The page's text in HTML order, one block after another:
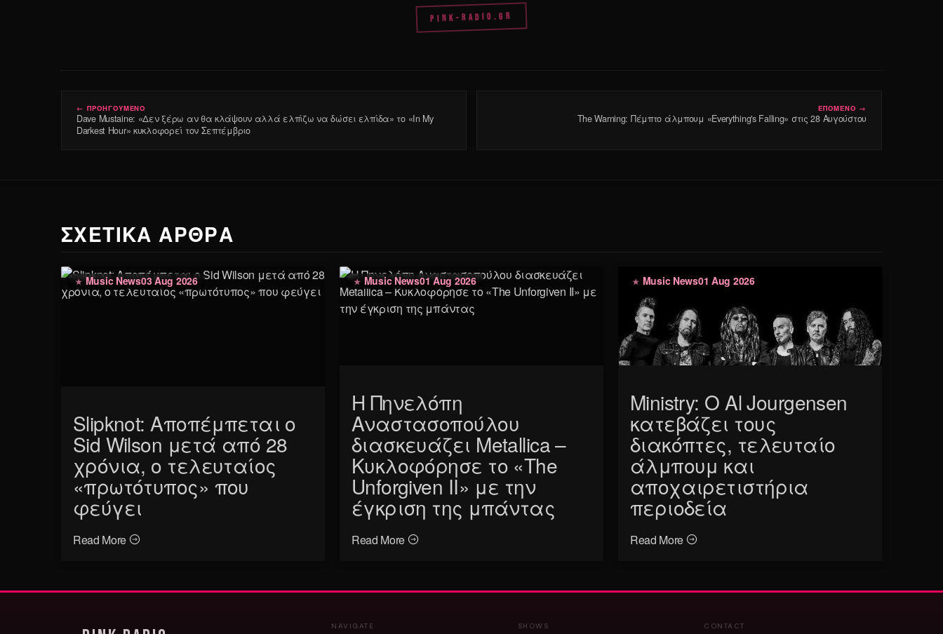
PINK-RADIO.GR
← ΠΡΟΗΓΟΥΜΕΝΟ
Dave Mustaine: «Δεν ξέρω αν θα κλάψουν αλλά ελπίζω να δώσει ελπίδα» το «In My
Darkest Hour» κυκλοφορεί τον Σεπτέμβριο
ΕΠΟΜΕΝΟ →
The Warning: Πέμπτο άλμπουμ «Everything's Falling» στις 28 Αυγούστου
ΣΧΕΤΙΚΑ ΑΡΘΡΑ
Music News03 Aug 2026
Slipknot: Αποπέμπεται ο
Sid Wilson μετά από 28
χρόνια, ο τελευταίος
«πρωτότυπος» που
φεύγει
Read More
Music News01 Aug 2026
Η Πηνελόπη
Αναστασοπούλου
διασκευάζει Metallica –
Κυκλοφόρησε το «The
Unforgiven II» με την
έγκριση της μπάντας
Read More
Music News01 Aug 2026
Ministry: Ο Al Jourgensen
κατεβάζει τους
διακόπτες, τελευταίο
άλμπουμ και
αποχαιρετιστήρια
περιοδεία
Read More
NAVIGATE SHOWS CONTACT